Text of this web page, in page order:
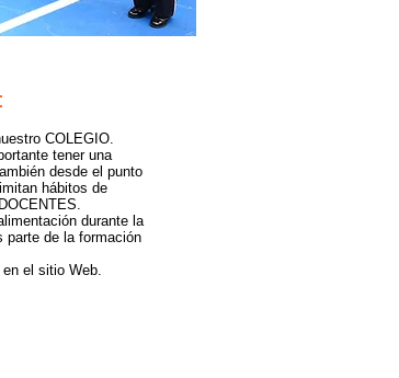
COLEGIO.
tener una
desde el punto
hábitos de
durante la
parte de la formación
el sitio Web.